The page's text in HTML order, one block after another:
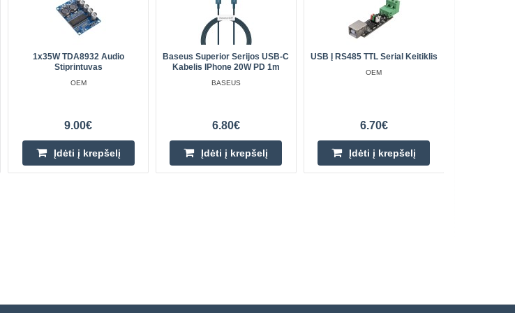
1x35W TDA8932 Audio
Stiprintuvas
OEM
9.00€
Įdėti į krepšelį
Baseus Superior Serijos USB-C
Kabelis IPhone 20W PD 1m
BASEUS
6.80€
Įdėti į krepšelį
USB Į RS485 TTL Serial Keitiklis
OEM
6.70€
Įdėti į krepšelį